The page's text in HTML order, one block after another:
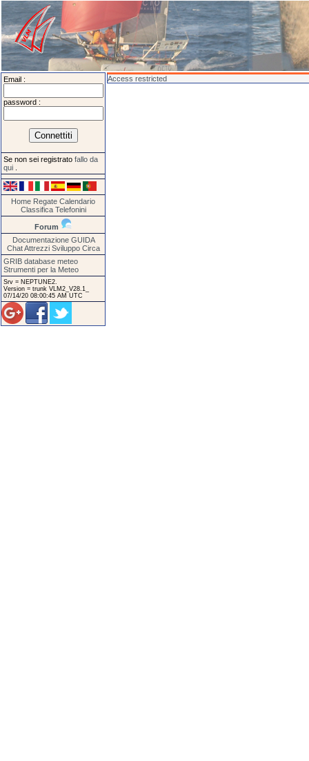
Email :
password :
Se non sei registrato fallo da
qui
Home Regate Calendario
Classifica Telefonini
Forum
Documentazione GUIDA
Chat Attrezzi Sviluppo Circa
GRIB database meteo
Strumenti per la Meteo
Srv = NEPTUNE2.
Version = trunk VLM2_V28.1_
07/14/20 08:00:45 AM UTC
Access restricted